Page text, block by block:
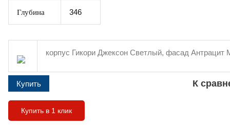
Глубина 346
корпус Гикори Джексон Светлый, фасад Антрацит
К
Купить в 1 клик